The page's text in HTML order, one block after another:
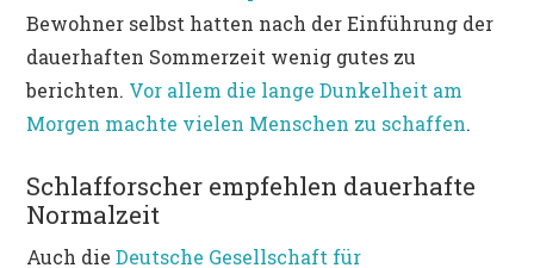
Bewohner selbst hatten nach der Einführung der
dauerhaften Sommerzeit wenig gutes zu
berichten. Vor allem die lange Dunkelheit am
Morgen machte vielen Menschen zu schaffen.
Schlafforscher empfehlen dauerhafte
Normalzeit
Auch dieDeutsche Gesellschaft für